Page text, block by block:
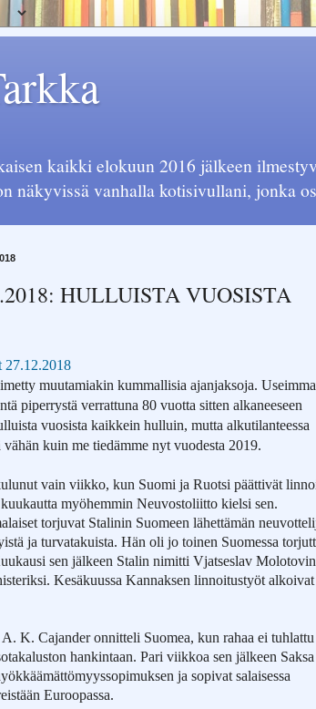
kaikki elokuun 2016 jälkeen
näkyvissä vanhalla kotisivullani, jonka
HULLUISTA VUOSISTA
27.12.2018
muutamiakin kummallisia ajanjaksoja.
piperrystä verrattuna 80 vuotta sitten alkaneeseen
vuosista kaikkein hulluin, mutta alkutilanteessa
kuin me tiedämme nyt vuodesta 2019.
vain viikko, kun Suomi ja Ruotsi päättivät
myöhemmin Neuvostoliitto kielsi sen.
torjuvat Stalinin Suomeen lähettämän
ja turvatakuista. Hän oli jo toinen Suomessa
sen jälkeen Stalin nimitti Vjatseslav Molotovin
Kesäkuussa Kannaksen linnoitustyöt alkoivat
K. Cajander onnitteli Suomea, kun rahaa ei tuhlattu
hankintaan. Pari viikkoa sen jälkeen Saksa
ja sopivat salaisessa
Euroopassa.